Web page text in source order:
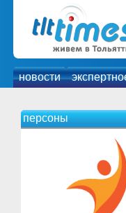
новости
персоны